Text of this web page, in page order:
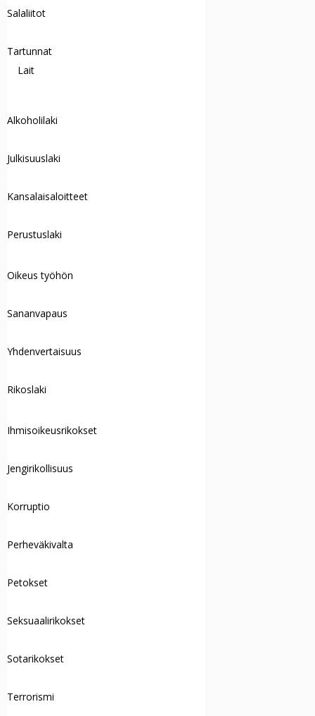
Salaliitot
Tartunnat
Lait
Alkoholilaki
Julkisuuslaki
Kansalaisaloitteet
Perustuslaki
Oikeus työhön
Sananvapaus
Yhdenvertaisuus
Rikoslaki
Ihmisoikeusrikokset
Jengirikollisuus
Korruptio
Perheväkivalta
Petokset
Seksuaalirikokset
Sotarikokset
Terrorismi